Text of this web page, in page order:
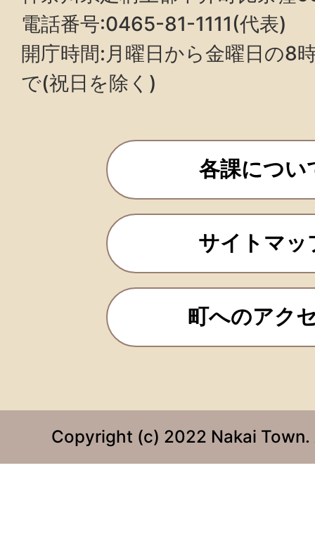
電話番号:0465-81-1111(代表)
開庁時間:月曜日から金曜日の8
で(祝日を除く)
各課につい
サイトマッ
町へのアク
Copyright (c) 2022 Nakai Town.